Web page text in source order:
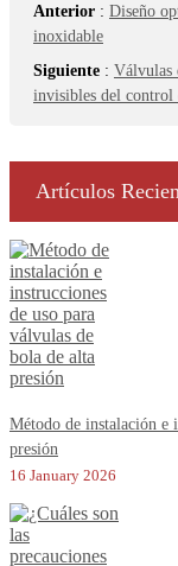
Anterior : Diseño
inoxidable
Siguiente : Válvulas
invisibles del control
Artículos
Método de instalación e
presión
16 January 2026